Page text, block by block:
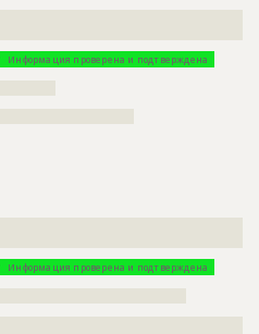
Информация проверена и подтверждена
Информация проверена и подтверждена